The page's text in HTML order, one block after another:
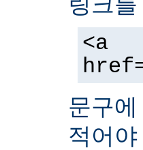
<a
문구
적어